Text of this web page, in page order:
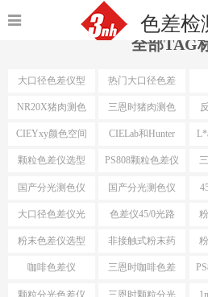
色差检
全部TAG
大口径色差仪型
号
热门大口径色差
仪选型
NR20X猪肉测色
仪
三恩时猪肉测色
仪
CIEYxy颜色空间 CIELab和Hunter
Lab
颗粒色差仪选型 PS808颗粒色差仪
国产分光测色仪 国产分光测色仪
最小口径
大口径色差仪光
路结构
色差仪45/0光路
结构
粉末色差仪选型
依据
非接触式粉末药
品测色仪
咖啡色差仪 三恩时咖啡色差
仪
颗粒分光色差仪 三恩时颗粒分光